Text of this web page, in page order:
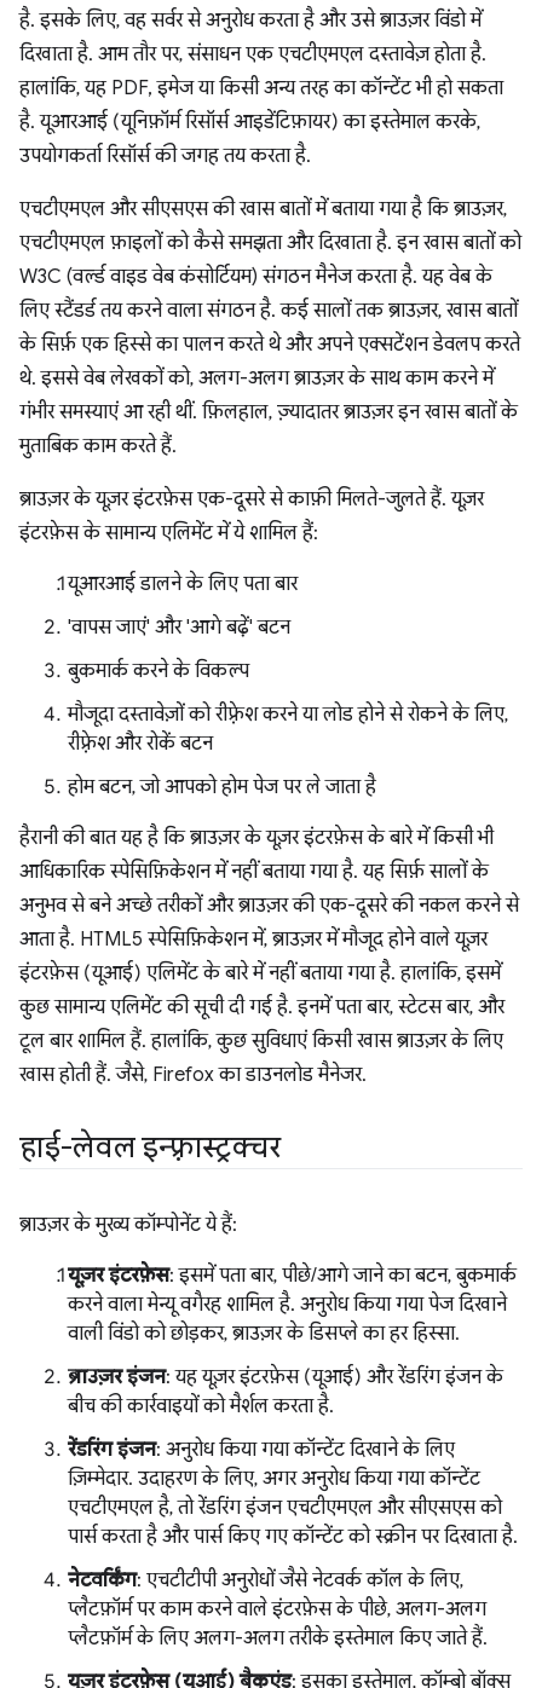
है. इसके लिए, वह सर्वर से अनुरोध करता है और उसे ब्राउज़र विंडो में
दिखाता है. आम तौर पर, संसाधन एक एचटीएमएल दस्तावेज़ होता है.
हालांकि, यह PDF, इमेज या किसी अन्य तरह का कॉन्टेंट भी हो सकता
है. यूआरआई (यूनिफ़ॉर्म रिसॉर्स आइडेंटिफ़ायर) का इस्तेमाल करके,
उपयोगकर्ता रिसॉर्स की जगह तय करता है.
एचटीएमएल और सीएसएस की खास बातों में बताया गया है कि ब्राउज़र,
एचटीएमएल फ़ाइलों को कैसे समझता और दिखाता है. इन खास बातों को
W3C (वर्ल्ड वाइड वेब कंसोर्टियम) संगठन मैनेज करता है. यह वेब के
लिए स्टैंडर्ड तय करने वाला संगठन है. कई सालों तक ब्राउज़र, खास बातों
के सिर्फ़ एक हिस्से का पालन करते थे और अपने एक्सटेंशन डेवलप करते
थे. इससे वेब लेखकों को, अलग-अलग ब्राउज़र के साथ काम करने में
गंभीर समस्याएं आ रही थीं. फ़िलहाल, ज़्यादातर ब्राउज़र इन खास बातों के
मुताबिक काम करते हैं.
ब्राउज़र के यूज़र इंटरफ़ेस एक-दूसरे से काफ़ी मिलते-जुलते हैं. यूज़र
इंटरफ़ेस के सामान्य एलिमेंट में ये शामिल हैं:
यूआरआई डालने के लिए पता बार
'वापस जाएं' और 'आगे बढ़ें' बटन
बुकमार्क करने के विकल्प
मौजूदा दस्तावेज़ों को रीफ़्रेश करने या लोड होने से रोकने के लिए,
रीफ़्रेश और रोकें बटन
होम बटन, जो आपको होम पेज पर ले जाता है
हैरानी की बात यह है कि ब्राउज़र के यूज़र इंटरफ़ेस के बारे में किसी भी
आधिकारिक स्पेसिफ़िकेशन में नहीं बताया गया है. यह सिर्फ़ सालों के
अनुभव से बने अच्छे तरीकों और ब्राउज़र की एक-दूसरे की नकल करने से
आता है. HTML5 स्पेसिफ़िकेशन में, ब्राउज़र में मौजूद होने वाले यूज़र
इंटरफ़ेस (यूआई) एलिमेंट के बारे में नहीं बताया गया है. हालांकि, इसमें
कुछ सामान्य एलिमेंट की सूची दी गई है. इनमें पता बार, स्टेटस बार, और
टूल बार शामिल हैं. हालांकि, कुछ सुविधाएं किसी खास ब्राउज़र के लिए
खास होती हैं. जैसे, Firefox का डाउनलोड मैनेजर.
हाई-लेवल इन्फ़्रास्ट्रक्चर
ब्राउज़र के मुख्य कॉम्पोनेंट ये हैं:
यूज़र इंटरफ़ेस: इसमें पता बार, पीछे/आगे जाने का बटन, बुकमार्क
करने वाला मेन्यू वगैरह शामिल है. अनुरोध किया गया पेज दिखाने
वाली विंडो को छोड़कर, ब्राउज़र के डिसप्ले का हर हिस्सा.
ब्राउज़र इंजन: यह यूज़र इंटरफ़ेस (यूआई) और रेंडरिंग इंजन के
बीच की कार्रवाइयों को मैर्शल करता है.
रेंडरिंग इंजन: अनुरोध किया गया कॉन्टेंट दिखाने के लिए
ज़िम्मेदार. उदाहरण के लिए, अगर अनुरोध किया गया कॉन्टेंट
एचटीएमएल है, तो रेंडरिंग इंजन एचटीएमएल और सीएसएस को
पार्स करता है और पार्स किए गए कॉन्टेंट को स्क्रीन पर दिखाता है.
नेटवर्किंग: एचटीटीपी अनुरोधों जैसे नेटवर्क कॉल के लिए,
प्लैटफ़ॉर्म पर काम करने वाले इंटरफ़ेस के पीछे, अलग-अलग
प्लैटफ़ॉर्म के लिए अलग-अलग तरीके इस्तेमाल किए जाते हैं.
यूज़र इंटरफ़ेस (यूआई) बैकएंड: इसका इस्तेमाल, कॉम्बो बॉक्स